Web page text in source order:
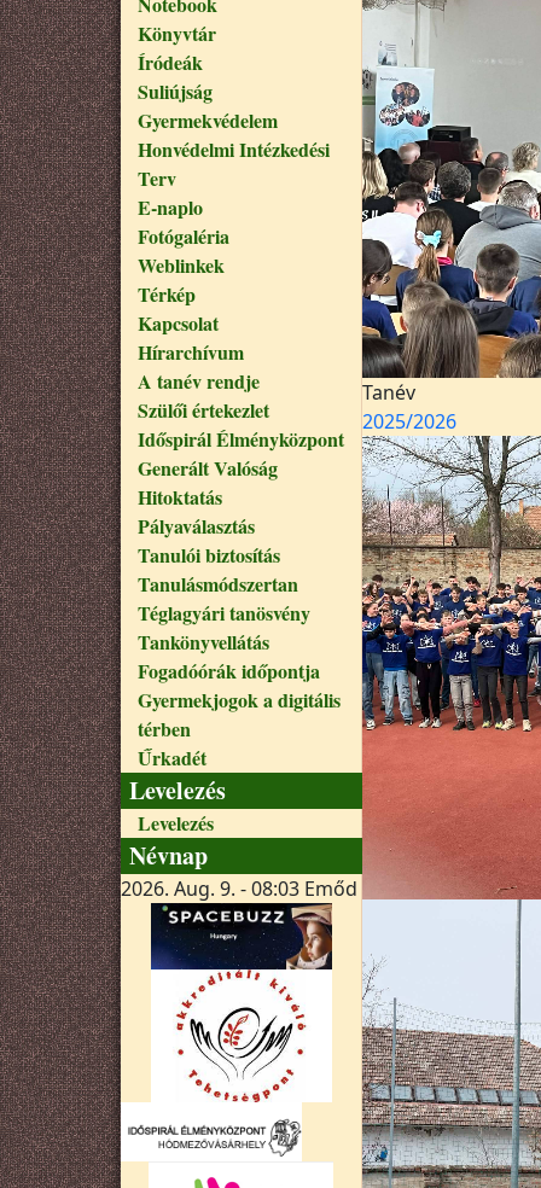
Könyvtár
Íródeák
Suliújság
Gyermekvédelem
Honvédelmi Intézkedési
Terv
E-naplo
Fotógaléria
Weblinkek
Térkép
Kapcsolat
Hírarchívum
A tanév rendje
Szülői értekezlet
Időspirál Élményközpont
Generált Valóság
Hitoktatás
Pályaválasztás
Tanulói biztosítás
Tanulásmódszertan
Téglagyári tanösvény
Tankönyvellátás
Fogadóórák időpontja
Gyermekjogok a digitális
térben
Űrkadét
Levelezés
Levelezés
Névnap
2026. Aug. 9. - 08:03 Emőd
Tanév
2025/2026